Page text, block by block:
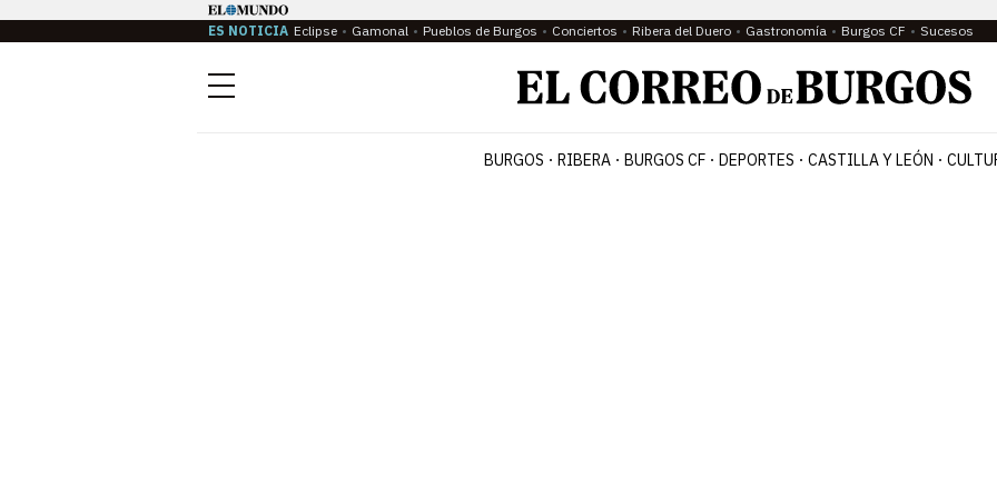
ES NOTICIA Eclipse Gamonal Pueblos de Burgos Conciertos Ribera del Duero Gastronomía Burgos CF Sucesos
Menú
BURGOS RIBERA BURGOS CF DEPORTES CASTILLA Y LEÓN